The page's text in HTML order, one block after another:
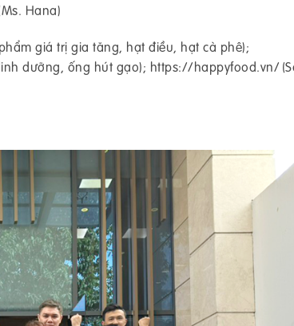
Hana)
giá trị gia tăng, hạt điều, hạt cà phê);
dưỡng, ống hút gạo); https://happyfood.vn/